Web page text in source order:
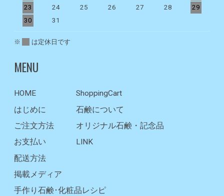
23
24 25 26 27 28
29
30
31
※ は定休日です
MENU
HOME
はじめに
ご注文方法
お支払い
ShoppingCart
石鹸について
オリジナル石鹸・記念品
LINK
配送方法
掲載メディア
手作り石鹸･化粧品レシピ